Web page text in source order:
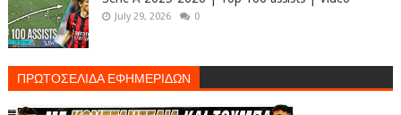
July 29, 2026 0
ΠΡΩΤΟΣΕΛΙΔΑ ΕΦΗΜΕΡΙΔΩΝ